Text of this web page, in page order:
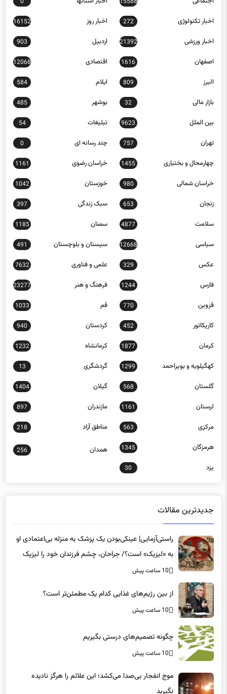
اخبار تکنولوژی 272 اخبار روز 16152
اخبار ورزشی 21392 اردبیل 903
اصفهان 1616 اقتصادی 12068
البرز 809
584
بازار مالی 32 بوشهر 485
بین الملل 9623 تبلیغات 54
تهران 757 چند رسانه ای 0
چهارمحال و بختیاری 1455 خراسان رضوی 1161
خراسان شمالی 980 خوزستان 1042
زنجان 653 سبک زندگی 397
سلامت 4877 سمنان 1185
سیاسی 12668 سیستان و بلوچستان 491
عکس 329 علمی و فناوری 7632
فارس 1244 فرهنگ و هنر 23277
قزوین 770 قم 1033
کاریکاتور 452 کردستان 940
کرمان 1877 کرمانشاه 1232
کهگیلویه و بویراحمد 1299 گردشگری 13
گلستان 568 گیلان 1404
لرستان 1161 مازندران 897
مرکزی 563 مناطق آزاد 218
هرمزگان 1345
256
یزد 30
راستی‌آزمایی| عینکی‌بودن یک پزشک به منزله بی‌اعتمادی او
به «لیزیک» است؟/ جراحان، چشم فرزندان خود را لیزیک
می‌کنند؟
10 ساعت پیش
10 ساعت پیش
10 ساعت پیش
نگیرید